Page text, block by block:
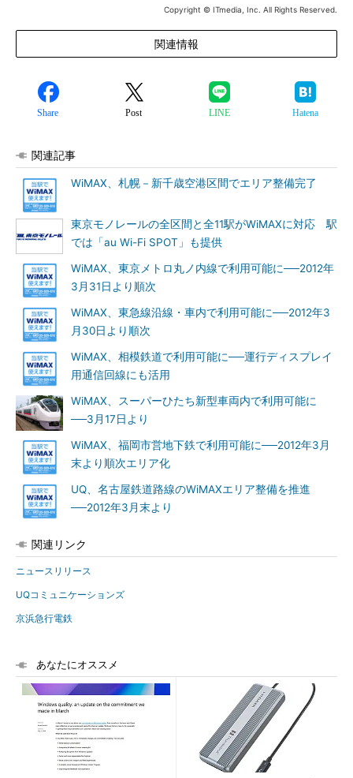
Copyright © ITmedia, Inc. All Rights Reserved.
関連情報
Share Post LINE Hatena
関連記事
WiMAX、札幌－新千歳空港区間でエリア整備完了
東京モノレールの全区間と全11駅がWiMAXに対応 駅
では「au Wi-Fi SPOT」も提供
WiMAX、東京メトロ丸ノ内線で利用可能に──2012年
3月31日より順次
WiMAX、東急線沿線・車内で利用可能に──2012年3
月30日より順次
WiMAX、相模鉄道で利用可能に──運行ディスプレイ
用通信回線にも活用
WiMAX、スーパーひたち新型車両内で利用可能に
──3月17日より
WiMAX、福岡市営地下鉄で利用可能に──2012年3月
末より順次エリア化
UQ、名古屋鉄道路線のWiMAXエリア整備を推進
──2012年3月末より
関連リンク
ニュースリリース
UQコミュニケーションズ
京浜急行電鉄
あなたにオススメ